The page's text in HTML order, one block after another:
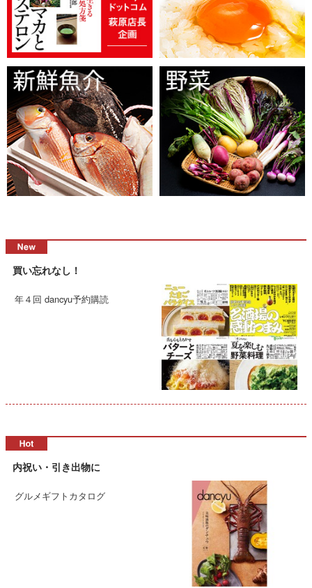
買い忘れなし！
年４回 dancyu予約購読
内祝い・引き出物に
グルメギフトカタログ